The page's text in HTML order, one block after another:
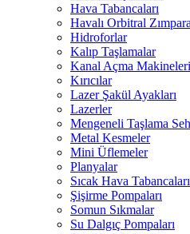
Hava Tabancaları
Havalı Orbitral
Hidroforlar
Kalıp Taşlamalar
Kanal Açma Makineleri
Kırıcılar
Lazer Şakül Ayakları
Lazerler
Mengeneli Taşlama
Metal Kesmeler
Mini Üflemeler
Planyalar
Sıcak Hava Tabancaları
Şişirme Pompaları
Somun Sıkmalar
Su Dalgıç Pompaları